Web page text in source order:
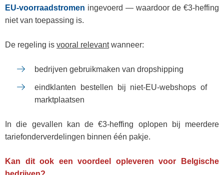
EU‑voorraadstromen ingevoerd — waardoor de €3‑heffing
niet van toepassing is.
De regeling is vooral relevantwanneer:
bedrijven gebruikmaken van dropshipping
eindklanten bestellen bij niet‑EU-webshops of
marktplaatsen
In die gevallen kan de €3‑heffing oplopen bij meerdere
tariefonderverdelingen binnen één pakje.
Kan dit ook een voordeel opleveren voor Belgische